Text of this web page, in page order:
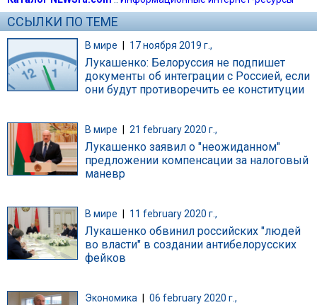
ССЫЛКИ ПО ТЕМЕ
В мире | 17 ноября 2019 г.,
Лукашенко: Белоруссия не подпишет
документы об интеграции с Россией, если
они будут противоречить ее конституции
В мире 21 february 2020 г.,
Лукашенко заявил о "неожиданном"
предложении компенсации за налоговый
маневр
В мире 11 february 2020 г.,
Лукашенко обвинил российских "людей
во власти" в создании антибелорусских
фейков
Экономика 06 february 2020 г.,